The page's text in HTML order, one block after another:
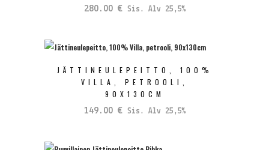
280.00 € Sis. Alv 25,5%
JÄTTINEULEPEITTO, 100%
VILLA, PETROOLI,
90X130CM
149.00 € Sis. Alv 25,5%